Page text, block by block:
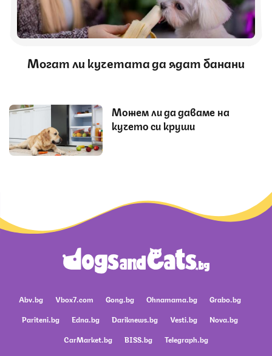
Могат ли кучетата да ядат банани
Можем ли да даваме на
кучето си круши
Abv.bg Vbox7.com Gong.bg Ohnamama.bg
Grabo.bg
Pariteni.bg
Edna.bg Dariknews.bg Vesti.bg
Nova.bg
CarMarket.bg
BISS.bg Telegraph.bg